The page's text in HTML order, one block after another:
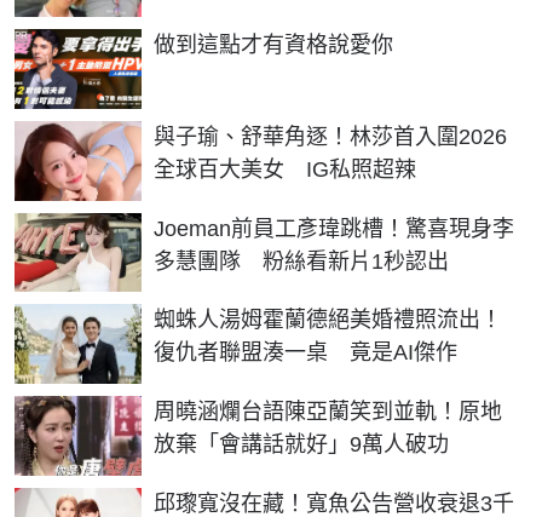
做到這點才有資格說愛你
PR
與子瑜、舒華角逐！林莎首入圍2026
全球百大美女 IG私照超辣
Joeman前員工彥瑋跳槽！驚喜現身李
多慧團隊 粉絲看新片1秒認出
蜘蛛人湯姆霍蘭德絕美婚禮照流出！
復仇者聯盟湊一桌 竟是AI傑作
周曉涵爛台語陳亞蘭笑到並軌！原地
放棄「會講話就好」9萬人破功
邱瓈寬沒在藏！寬魚公告營收衰退3千